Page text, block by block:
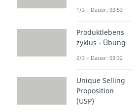
1/3 – Dauer: 03:53
Produktlebens
zyklus - Übung
2/3 – Dauer: 03:32
Unique Selling
Proposition
(USP)